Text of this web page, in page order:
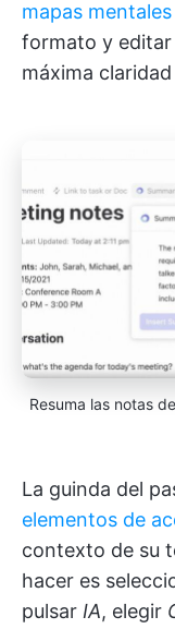
mapas mentales
formato y
máxima
Resuma las notas
La guinda del
elementos de
contexto de su
hacer es
pulsar IA, elegir